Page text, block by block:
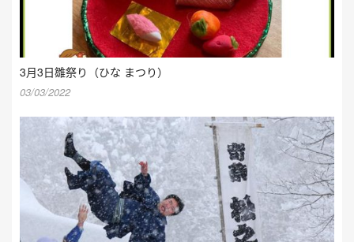
3月3日雛祭り（ひな まつり）
03/03/2022